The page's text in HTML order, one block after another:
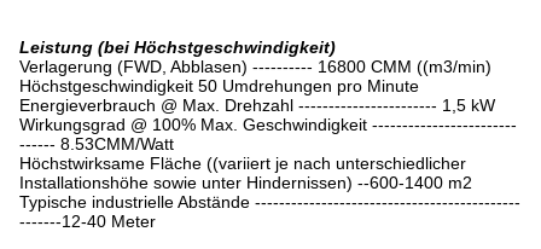
Leistung (bei Höchstgeschwindigkeit)
Verlagerung (FWD, Abblasen) ---------- 16800 CMM ((m3/min)
Höchstgeschwindigkeit 50 Umdrehungen pro Minute
Energieverbrauch @ Max. Drehzahl ----------------------- 1,5 kW
Wirkungsgrad @ 100% Max. Geschwindigkeit ------------------------
------ 8.53CMM/Watt
Höchstwirksame Fläche ((variiert je nach unterschiedlicher
Installationshöhe sowie unter Hindernissen) --600-1400 m2
Typische industrielle Abstände --------------------------------------------
-------12-40 Meter